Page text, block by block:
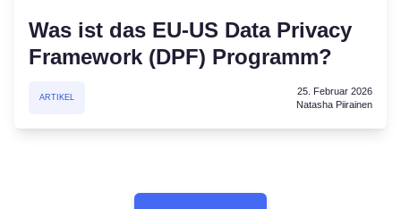
Was ist das EU-US Data Privacy
Framework (DPF) Programm?
ARTIKEL
25. Februar 2026
Natasha Piirainen